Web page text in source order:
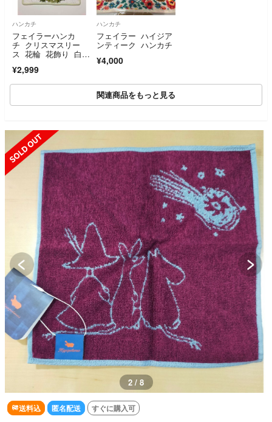
ハンカチ
フェイラーハンカ
チ クリスマスリー
ス 花輪 花飾り 白色
くり
¥2,999
ハンカチ
フェイラー ハイジア
ンティーク ハンカチ
¥4,000
関連商品をもっと見る
2 / 8
送料込 匿名配送 すぐに購入可